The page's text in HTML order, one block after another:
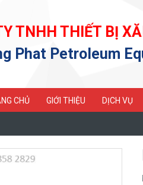
TNHH THIẾT BỊ
Phat Petroleum
CHỦ GIỚI THIỆU DỊCH VỤ